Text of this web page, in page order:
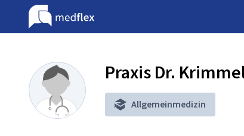
Praxis Dr.
Allgemeinmedizin